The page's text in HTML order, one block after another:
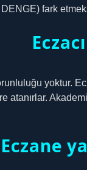
fark
yoktur.
atanırlar.
Eczane